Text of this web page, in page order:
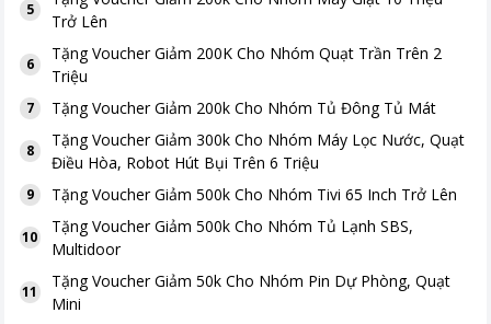
5
Trở Lên
6
TặngVoucher Giảm 200K Cho Nhóm Quạt Trần Trên 2
Triệu
7 TặngVoucher Giảm 200k Cho Nhóm Tủ Đông Tủ Mát
8
TặngVoucher Giảm 300k Cho Nhóm Máy Lọc Nước, Quạt
Điều Hòa, Robot Hút Bụi Trên 6 Triệu
9 TặngVoucher Giảm 500k Cho Nhóm Tivi 65 Inch Trở Lên
10
TặngVoucher Giảm 500k Cho Nhóm Tủ Lạnh SBS,
Multidoor
11
TặngVoucher Giảm 50k Cho Nhóm Pin Dự Phòng, Quạt
Mini